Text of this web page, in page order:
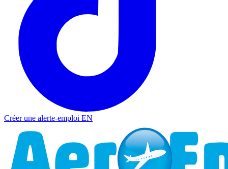
Créer une alerte-emploi EN